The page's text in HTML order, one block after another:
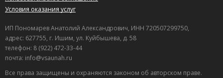
время пролетело незаметно. Вполне достойный вариант
Полезный отзыв? Да (0) Нет(0)
Пётр о Сауна Парная
04.07.2026 в 05:42
9
Условия оказания услуг
ИП Пономарев Анатолий Александрович, ИНН 720507299750,
адрес: 627755, г. Ишим, ул. Куйбышева, д. 58
телефон: 8 (922) 472-33-44
почта: info@vsaunah.ru
Все права защищены и охраняются законом об авторском праве.